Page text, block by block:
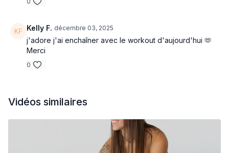
Kelly F. décembre 03, 2025
j'adore j'ai enchaîner avec le workout d'aujourd'hui 🫶
Merci
0
Vidéos similaires